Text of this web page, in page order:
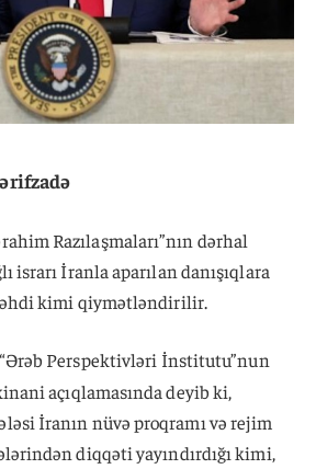
Razılaşmaları”nın dərhal
israrı İranla aparılan danışıqlara
kimi qiymətləndirilir.
Perspektivləri İnstitutu”nun
açıqlamasında deyib ki,
İranın nüvə proqramı və rejim
diqqəti yayındırdığı kimi,